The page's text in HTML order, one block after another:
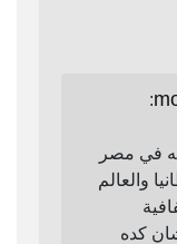
:
في مصر
والعالم
كده